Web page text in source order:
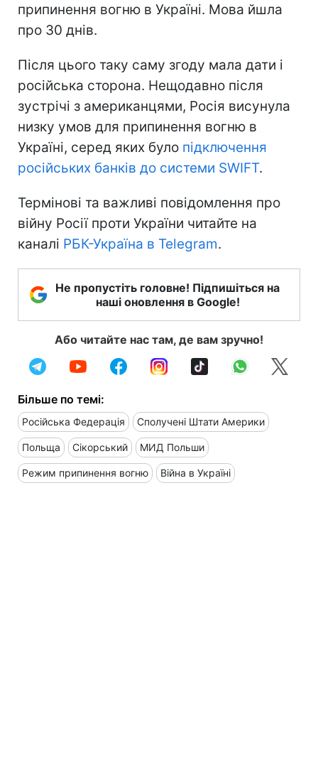
припинення вогню в Україні. Мова йшла
про 30 днів.
Після цього таку саму згоду мала дати і
російська сторона. Нещодавно після
зустрічі з американцями, Росія висунула
низку умов для припинення вогню в
Україні, серед яких було підключення
російських банків до системи SWIFT.
Термінові та важливі повідомлення про
війну Росії проти України читайте на
каналі РБК-Україна в Telegram.
Не пропустіть головне! Підпишіться на
наші оновлення в Google!
Або читайте нас там, де вам зручно!
Більше по темі:
Російська Федерація Сполучені Штати Америки
Польща Сікорський МИД Польши
Режим припинення вогню Війна в Україні